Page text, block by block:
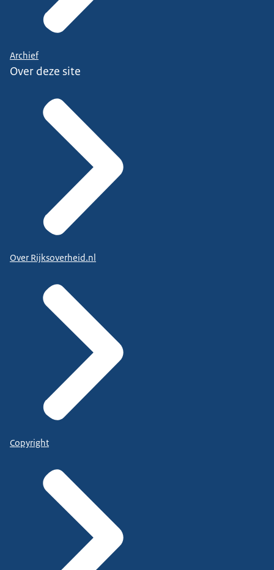
Archief
Over deze site
Over Rijksoverheid.nl
Copyright